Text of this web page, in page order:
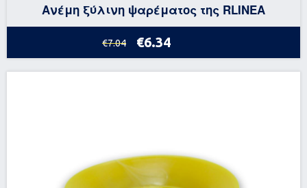
Ανέμη ξύλινη ψαρέματος της RLINEA
€7.04 €6.34